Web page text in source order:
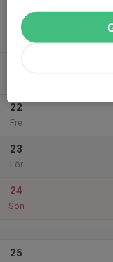
20
Ons
22
Fre
23
Lör
24
Sön
25